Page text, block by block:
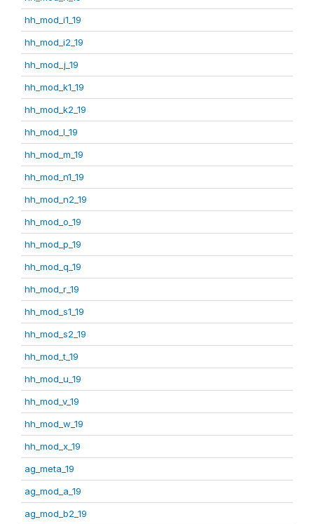
hh_mod_i1_19
hh_mod_i2_19
hh_mod_j_19
hh_mod_k1_19
hh_mod_k2_19
hh_mod_l_19
hh_mod_m_19
hh_mod_n1_19
hh_mod_n2_19
hh_mod_o_19
hh_mod_p_19
hh_mod_q_19
hh_mod_r_19
hh_mod_s1_19
hh_mod_s2_19
hh_mod_t_19
hh_mod_u_19
hh_mod_v_19
hh_mod_w_19
hh_mod_x_19
ag_meta_19
ag_mod_a_19
ag_mod_b2_19